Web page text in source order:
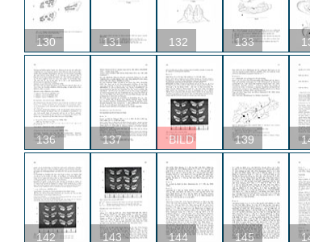
130 131 132 133
136 137 BILD 139
142 143 144 145